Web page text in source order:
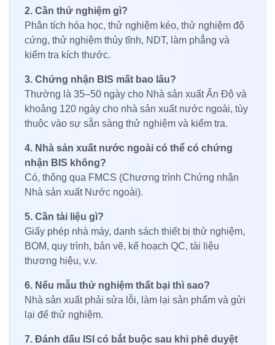
2. Cần thử nghiệm gì?
Phân tích hóa học, thử nghiệm kéo, thử nghiệm độ
cứng, thử nghiệm thủy tĩnh, NDT, làm phẳng và
kiểm tra kích thước.
3. Chứng nhận BIS mất bao lâu?
Thường là 35–50 ngày cho Nhà sản xuất Ấn Độ và
khoảng 120 ngày cho nhà sản xuất nước ngoài, tùy
thuộc vào sự sẵn sàng thử nghiệm và kiểm tra.
4. Nhà sản xuất nước ngoài có thể có chứng
nhận BIS không?
Có, thông qua FMCS (Chương trình Chứng nhận
Nhà sản xuất Nước ngoài).
5. Cần tài liệu gì?
Giấy phép nhà máy, danh sách thiết bị thử nghiệm,
BOM, quy trình, bản vẽ, kế hoạch QC, tài liệu
thương hiệu, v.v.
6. Nếu mẫu thử nghiệm thất bại thì sao?
Nhà sản xuất phải sửa lỗi, làm lại sản phẩm và gửi
lại để thử nghiệm.
7. Đánh dấu ISI có bắt buộc sau khi phê duyệt